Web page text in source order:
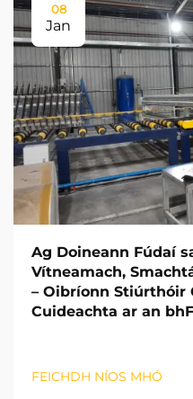
08
Jan
Ag Doineann Fúdaí
Vítneamach,
– Oibríonn Stiúrthóir
Cuideachta ar an
FEICHDH NÍOS MHÓ